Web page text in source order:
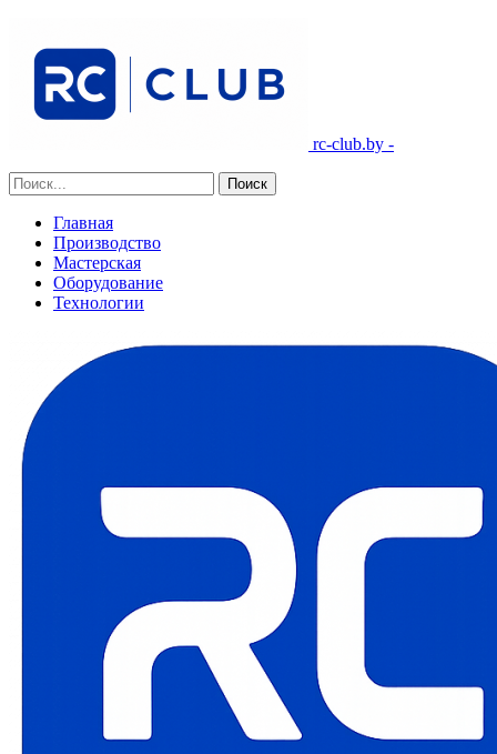
rc-club.by -
Главная
Производство
Мастерская
Оборудование
Технологии